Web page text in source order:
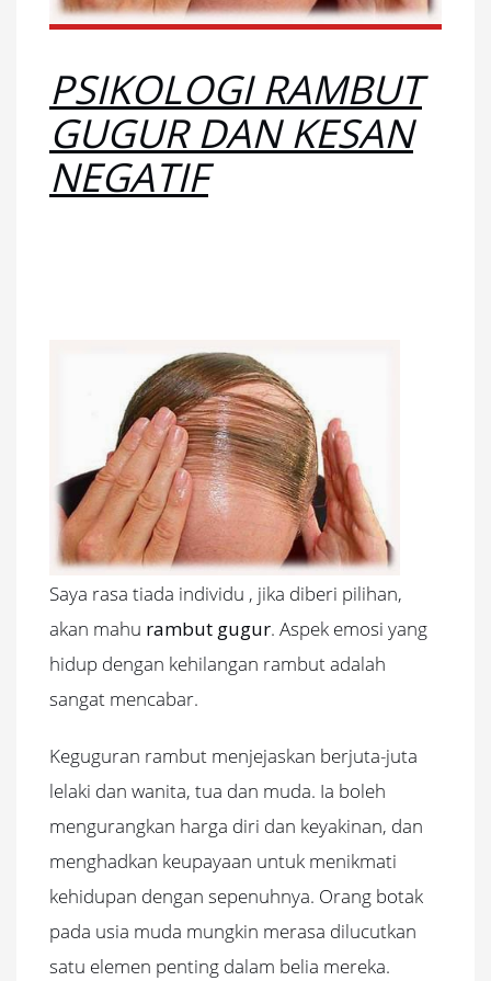
PSIKOLOGI RAMBUT
GUGUR DAN KESAN
NEGATIF
Saya rasa tiada individu , jika diberi pilihan,
akan mahu rambut gugur. Aspek emosi yang
hidup dengan kehilangan rambut adalah
sangat mencabar.
Keguguran rambut menjejaskan berjuta-juta
lelaki dan wanita, tua dan muda. Ia boleh
mengurangkan harga diri dan keyakinan, dan
menghadkan keupayaan untuk menikmati
kehidupan dengan sepenuhnya. Orang botak
pada usia muda mungkin merasa dilucutkan
satu elemen penting dalam belia mereka.